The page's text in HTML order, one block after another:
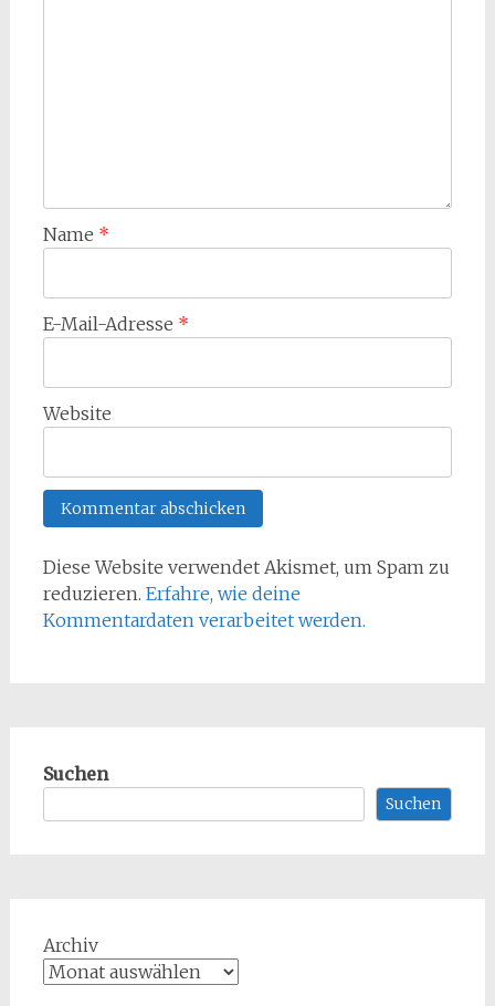
Name *
E-Mail-Adresse *
Website
Diese Website verwendet Akismet, um Spam zu
reduzieren. Erfahre, wie deine
Kommentardaten verarbeitet werden.
Suchen
Suchen
Archiv